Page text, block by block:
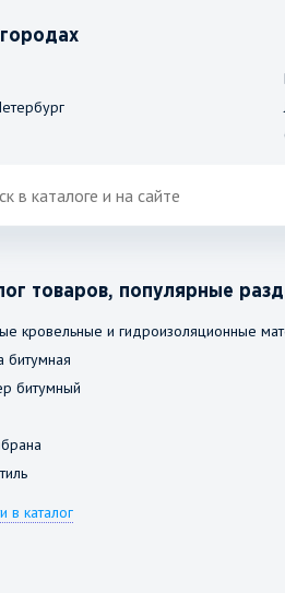
товаров, популярные
кровельные и гидроизоляционные
битумная
битумный
в каталог